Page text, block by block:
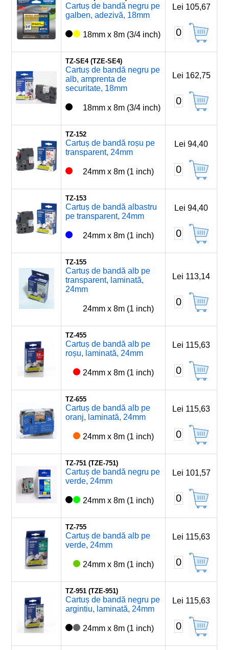
Cartuș de bandă negru pe
galben, adezivă, 18mm
18mm x 8m (3/4 inch)
Lei 105,67
0
TZ-SE4 (TZE-SE4)
Cartuș de bandă negru pe
alb, amprenta de
securitate, 18mm
18mm x 8m (3/4 inch)
Lei 162,75
0
TZ-152
Cartuș de bandă roșu pe
transparent, 24mm
24mm x 8m (1 inch)
Lei 94,40
0
TZ-153
Cartuș de bandă albastru
pe transparent, 24mm
24mm x 8m (1 inch)
Lei 94,40
0
TZ-155
Cartuș de bandă alb pe
transparent, laminată,
24mm
24mm x 8m (1 inch)
Lei 113,14
0
TZ-455
Cartuș de bandă alb pe
roșu, laminată, 24mm
24mm x 8m (1 inch)
Lei 115,63
0
TZ-655
Cartuș de bandă alb pe
oranj, laminată, 24mm
24mm x 8m (1 inch)
Lei 115,63
0
TZ-751 (TZE-751)
Cartuș de bandă negru pe
verde, 24mm
24mm x 8m (1 inch)
Lei 101,57
0
TZ-755
Cartuș de bandă alb pe
verde, 24mm
24mm x 8m (1 inch)
Lei 115,63
0
TZ-951 (TZE-951)
Cartuș de bandă negru pe
argintiu, laminată, 24mm
24mm x 8m (1 inch)
Lei 115,63
0